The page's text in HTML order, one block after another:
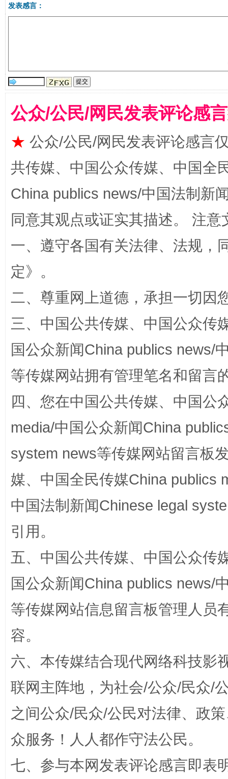
扯下公款旅游的“隐身衣” 如何以
“蜀中异人”王建安的艺术幻境
完善运行机制助力责任有效落实 一纸欠
东山县通报“牛蛙产品抗生素超标问题” 法
发表感言：
公众/公民/网民发表评论感
★ 公众/公民/网民发表评论感言
共传媒、中国公众传媒、中国全
China publics news/中国法制新
同意其观点或证实其描述。 注
一、遵守各国有关法律、法规，
定》。
二、尊重网上道德，承担一切因
三、中国公共传媒、中国公众传
国公众新闻China publics news/
等传媒网站拥有管理笔名和留言
四、您在中国公共传媒、中国公
media/中国公众新闻China
system news等传媒网站留言板
媒、中国全民传媒China publics
中国法制新闻Chinese legal
引用。
五、中国公共传媒、中国公众传
国公众新闻China publics news/
等传媒网站信息留言板管理人员
容。
六、本传媒结合现代网络科技影
联网主阵地，为社会/公众/民众/
之间公众/民众/公民对法律、政
众服务！人人都作守法公民。
七、参与本网发表评论感言即表